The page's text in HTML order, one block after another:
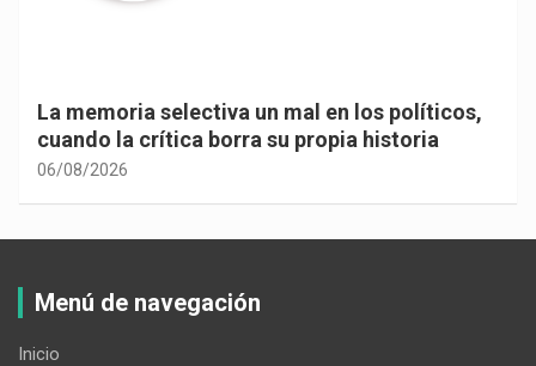
La memoria selectiva un mal en los políticos,
cuando la crítica borra su propia historia
06/08/2026
Menú de navegación
Inicio